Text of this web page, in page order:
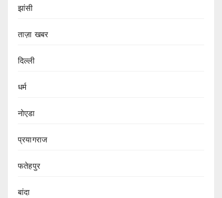
झांसी
ताज़ा खबर
दिल्ली
धर्म
नोएडा
प्रयागराज
फतेहपुर
बांदा